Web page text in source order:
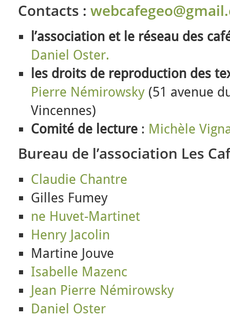
Contacts :
l’association et le réseau des
Daniel Oster.
es droits de reproduction des
Pierre Némirowsky (51 avenue
Vincennes)
Comité de lecture : Michèle
Bureau de l’association Les
Claudie Chantre
Gilles Fumey
ne Huvet-Martinet
Henry Jacolin
Martine Jouve
Isabelle Mazenc
Jean Pierre Némirowsky
Daniel Oster